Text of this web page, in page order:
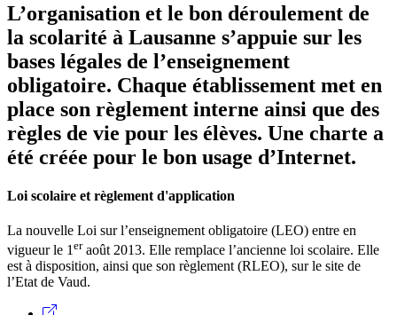
L’organisation et le bon déroulement de
la scolarité à Lausanne s’appuie sur les
bases légales de l’enseignement
obligatoire. Chaque établissement met en
place son règlement interne ainsi que des
règles de vie pour les élèves. Une charte a
été créée pour le bon usage d’Internet.
Loi scolaire et règlement d'application
La nouvelle Loi sur l’enseignement obligatoire (LEO) entre en
vigueur le 1eraoût 2013. Elle remplace l’ancienne loi scolaire. Elle
est à disposition, ainsi que son règlement (RLEO), sur le site de
l’Etat de Vaud.